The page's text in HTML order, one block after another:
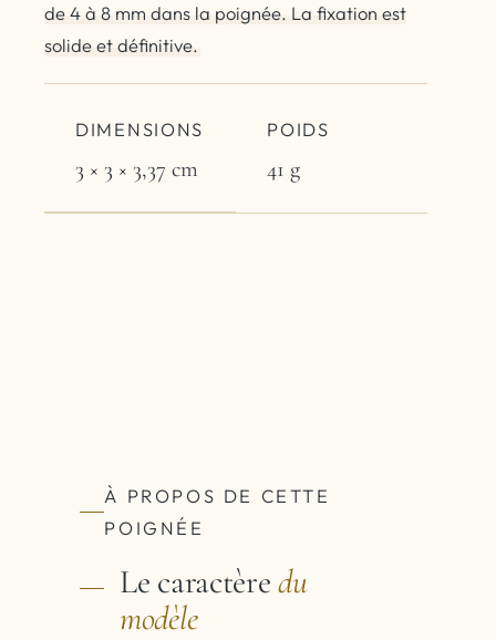
de 4 à 8 mm dans la poignée. La fixation est
solide et définitive.
DIMENSIONS
3 × 3 × 3,37 cm
POIDS
41 g
À PROPOS DE CETTE
POIGNÉE
Le caractèredu
modèle